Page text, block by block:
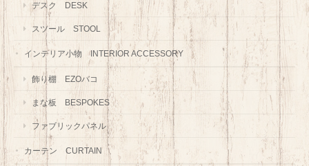
デスク DESK
スツール STOOL
インテリア小物 INTERIOR ACCESSORY
飾り棚 EZOバコ
まな板 BESPOKES
ファブリックパネル
カーテン CURTAIN